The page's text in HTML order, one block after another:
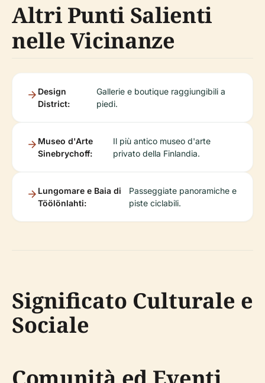
Altri Punti Salienti
nelle Vicinanze
Design
District:
Gallerie e boutique raggiungibili a
piedi.
Museo d'Arte
Sinebrychoff:
Il più antico museo d'arte
privato della Finlandia.
Lungomare e Baia di
Töölönlahti:
Passeggiate panoramiche e
piste ciclabili.
Significato Culturale e
Sociale